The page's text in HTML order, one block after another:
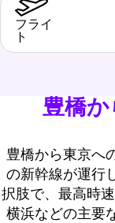
フライ
ト
豊橋
豊橋から東京へ
の新幹線が運行
択肢で、最高時
横浜などの主要